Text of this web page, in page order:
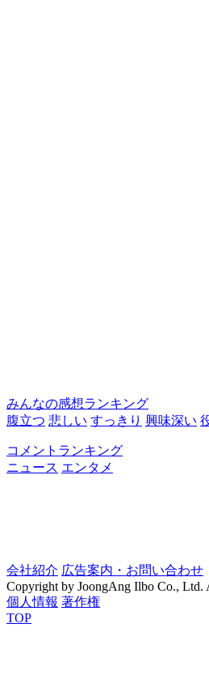
みんなの感想ランキング
腹立つ 悲しい すっきり 興味深い
コメントランキング
ニュース エンタメ
会社紹介 広告案内・お問い合わせ
Copyright by JoongAng Ilbo Co., Ltd.
個人情報 著作権
TOP